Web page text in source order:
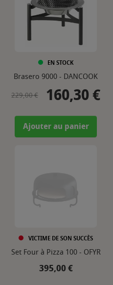
EN STOCK
Brasero 9000 - DANCOOK
Prix de base
229,00 € Prix
160,30 €
Ajouter au panier
VICTIME DE SON SUCCÈS
Set Four à Pizza 100 - OFYR
Prix
395,00 €